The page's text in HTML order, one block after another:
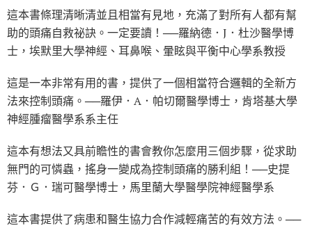
這本書條理清晰清並且相當有見地，充滿了對所有人都有幫
助的頭痛自救祕訣。一定要讀！──羅納德．J．杜沙醫學博
士，埃默里大學神經、耳鼻喉、暈眩與平衡中心學系教授
這是一本非常有用的書，提供了一個相當符合邏輯的全新方
法來控制頭痛。──羅伊．A．帕切爾醫學博士，肯塔基大學
神經腫瘤醫學系系主任
這本有想法又具前瞻性的書會教你怎麼用三個步驟，從求助
無門的可憐蟲，搖身一變成為控制頭痛的勝利組！──史提
芬．Ｇ．瑞可醫學博士，馬里蘭大學醫學院神經醫學系
這本書提供了病患和醫生協力合作減輕痛苦的有效方法。──